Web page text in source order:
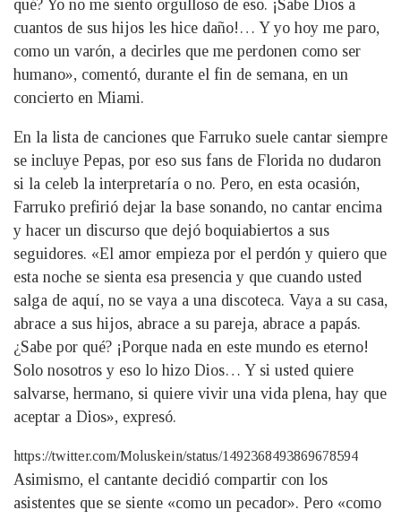
qué? Yo no me siento orgulloso de eso. ¡Sabe Dios a
cuantos de sus hijos les hice daño!… Y yo hoy me paro,
como un varón, a decirles que me perdonen como ser
humano», comentó, durante el fin de semana, en un
concierto en Miami.
En la lista de canciones que Farruko suele cantar siempre
se incluye Pepas, por eso sus fans de Florida no dudaron
si la celeb la interpretaría o no. Pero, en esta ocasión,
Farruko prefirió dejar la base sonando, no cantar encima
y hacer un discurso que dejó boquiabiertos a sus
seguidores. «El amor empieza por el perdón y quiero que
esta noche se sienta esa presencia y que cuando usted
salga de aquí, no se vaya a una discoteca. Vaya a su casa,
abrace a sus hijos, abrace a su pareja, abrace a papás.
¿Sabe por qué? ¡Porque nada en este mundo es eterno!
Solo nosotros y eso lo hizo Dios… Y si usted quiere
salvarse, hermano, si quiere vivir una vida plena, hay que
aceptar a Dios», expresó.
https://twitter.com/Moluskein/status/1492368493869678594
Asimismo, el cantante decidió compartir con los
asistentes que se siente «como un pecador». Pero «como